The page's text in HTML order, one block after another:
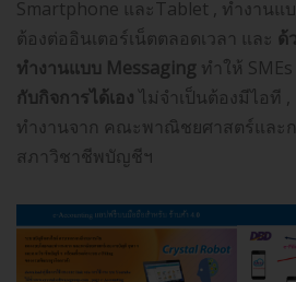
Smartphone และTablet , ทำงานแ
ต้องต่ออินเตอร์เน็ตตลอดเวลา และ ด้
ทำงานแบบ Messaging ทำให้ SMEs
กับกิจการได้เอง ไม่จำเป็นต้องมีไอที
ทำงานจาก คณะพาณิชยศาสตร์และ
สภาวิชาชีพบัญชีฯ